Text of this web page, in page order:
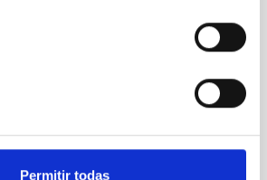
Permitir todas